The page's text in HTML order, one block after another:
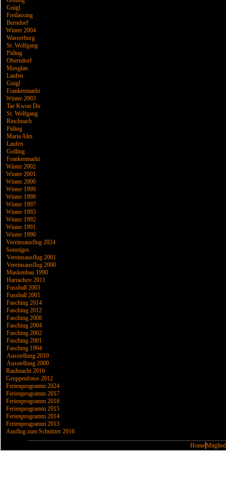
Gnigl
Freilassing
Berndorf
Winter 2004
Wasserburg
St. Wolfgang
Piding
Oberndorf
Maxglan
Laufen
Gnigl
Frankenmarkt
Winter 2003
Tae Kwon Do
St. Wolfgang
Rinchnach
Piding
Maria Alm
Laufen
Golling
Frankenmarkt
Winter 2002
Winter 2001
Winter 2000
Winter 1999
Winter 1998
Winter 1997
Winter 1993
Winter 1992
Winter 1991
Winter 1990
Vereinsausflug 2024
Sonstiges
Vereinsausflug 2001
Vereinsausflug 2000
Maskenbau 1990
Harrachov 2011
Fussball 2003
Fussball 2001
Fasching 2014
Fasching 2012
Fasching 2008
Fasching 2004
Fasching 2002
Fasching 2001
Fasching 1994
Ausstellung 2010
Ausstellung 2000
Rauhnacht 2016
Gruppenfotos 2012
Ferienprogramm 2024
Ferienprogramm 2017
Ferienprogramm 2016
Ferienprogramm 2015
Ferienprogramm 2014
Ferienprogramm 2013
Ausflug zum Schnitzer 2016
Home